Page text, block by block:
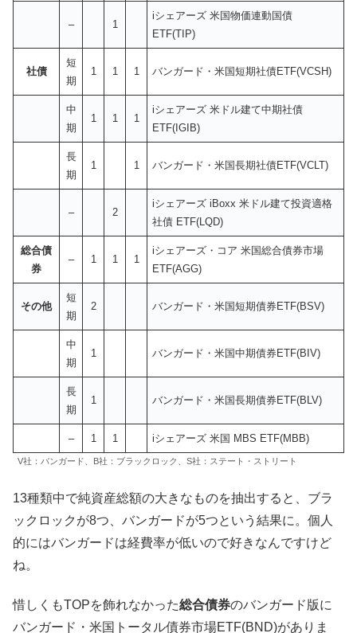
– 1
iシェアーズ 米国物価連動国債
ETF(TIP)
社債
短
期
1 1 1 バンガード・米国短期社債ETF(VCSH)
中
期
1 1 1
iシェアーズ 米ドル建て中期社債
ETF(IGIB)
長
期
1 1 バンガード・米国長期社債ETF(VCLT)
– 2
iシェアーズ iBoxx 米ドル建て投資適格
社債 ETF(LQD)
総合債
券
– 1 1 1
iシェアーズ・コア 米国総合債券市場
ETF(AGG)
その他
短
期
2 バンガード・米国短期債券ETF(BSV)
中
期
1 バンガード・米国中期債券ETF(BIV)
長
期
1 バンガード・米国長期債券ETF(BLV)
– 1 1 iシェアーズ 米国 MBS ETF(MBB)
V社：バンガード、B社：ブラックロック、S社：ステート・ストリート
13種類中で純資産総額の大きなものを抽出すると、ブラ
ックロックが8つ、バンガードが5つという結果に。個人
的にはバンガードは経費率が低いので好きなんですけど
ね。
惜しくもTOPを飾れなかった総合債券のバンガード版に
バンガード・米国トータル債券市場ETF(BND)がありま